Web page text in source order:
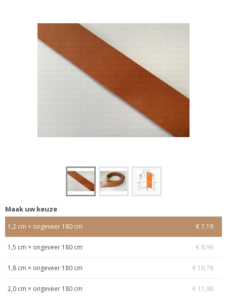
Maak uw keuze
1,2 cm × ongeveer 180 cm € 7,19
1,5 cm × ongeveer 180 cm € 8,99
1,8 cm × ongeveer 180 cm € 10,78
2,0 cm × ongeveer 180 cm € 11,98